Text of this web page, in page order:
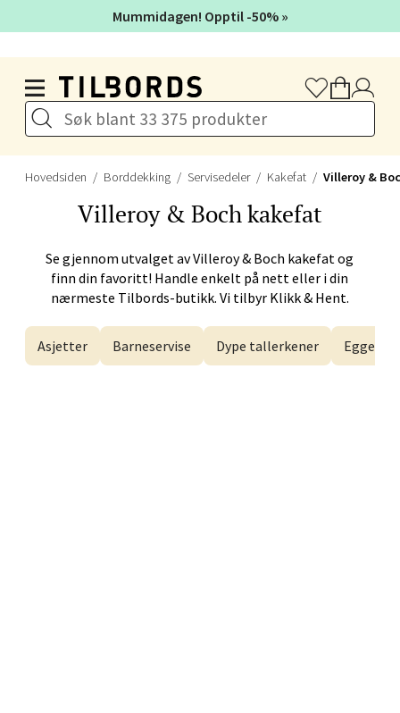
Hovedsiden Borddekking Servisedeler Kakefat Villeroy &
Villeroy & Boch kakefat
Se gjennom utvalget avVilleroy & Boch kakefat og
finn din favoritt! Handle enkelt på nett eller i din
nærmeste Tilbords-butikk. Vi tilbyr Klikk & Hent.
Asjetter Barneservise Dype tallerkener
Mummidagen! Opptil -50% »
Førde - Alti Førde
Velg
Bergen - Galleriet
Torgalmenningen 8, 5014 Bergen
Åpent i dag 09-21
Velg